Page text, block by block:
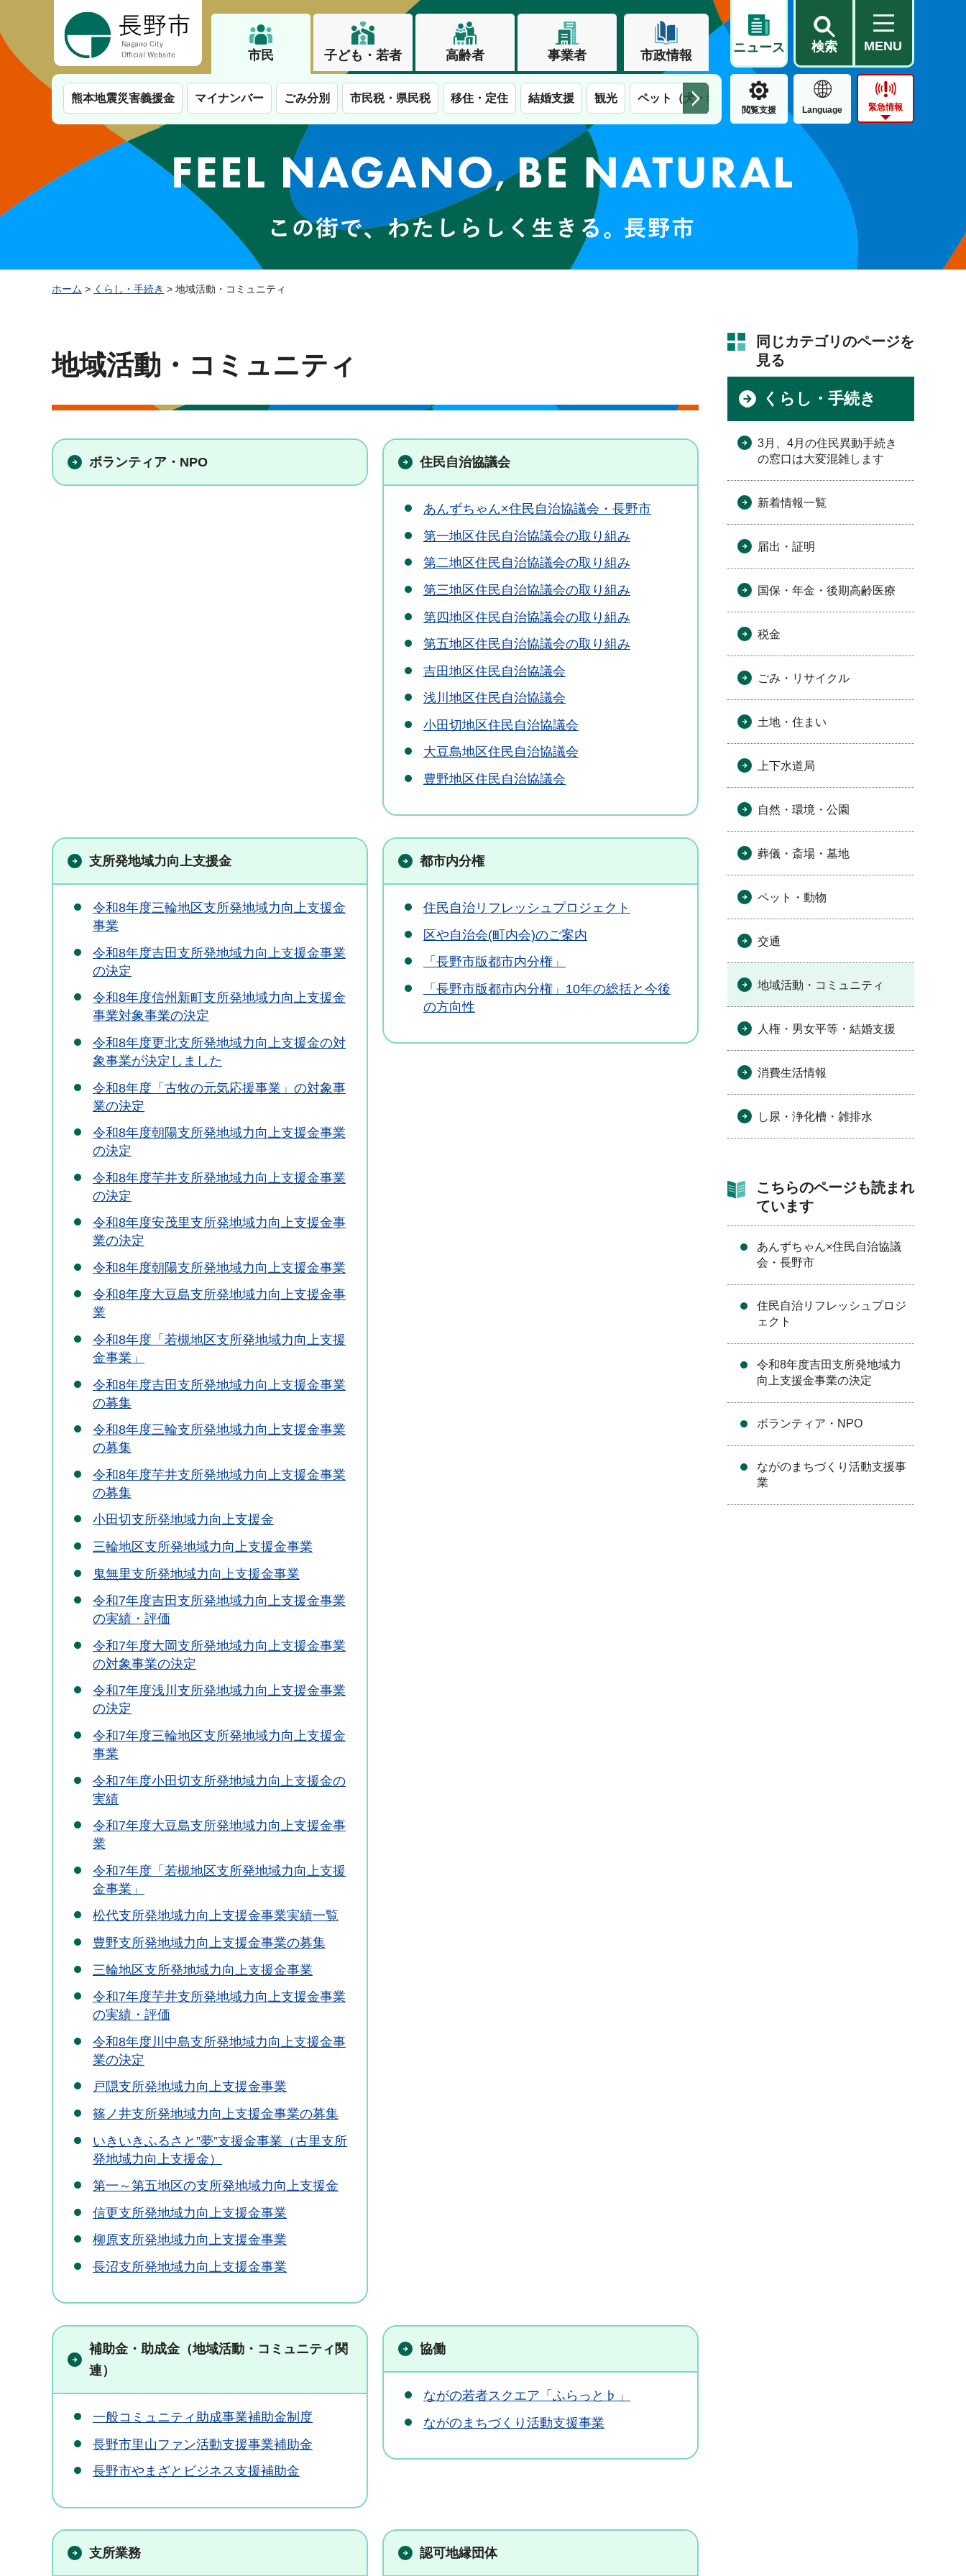
市民 子ども・若者 高齢者 事業者 市政情報
ニュース 検索 MENU
熊本地震災害義援金 マイナンバー ごみ分別 市民税・県民税 移住・定住 結婚支援 観光 ペット（犬・猫） 住民票・戸籍 公営住宅
閲覧支援 Language 緊急情報
この街で、わたしらしく生きる。長野市
ホーム > くらし・手続き > 地域活動・コミュニティ
地域活動・コミュニティ
ボランティア・NPO 住民自治協議会
あんずちゃん×住民自治協議会・長野市
第一地区住民自治協議会の取り組み
第二地区住民自治協議会の取り組み
第三地区住民自治協議会の取り組み
第四地区住民自治協議会の取り組み
第五地区住民自治協議会の取り組み
吉田地区住民自治協議会
浅川地区住民自治協議会
小田切地区住民自治協議会
大豆島地区住民自治協議会
豊野地区住民自治協議会
支所発地域力向上支援金
令和8年度三輪地区支所発地域力向上支援金
事業
令和8年度吉田支所発地域力向上支援金事業
の決定
令和8年度信州新町支所発地域力向上支援金
事業対象事業の決定
令和8年度更北支所発地域力向上支援金の対
象事業が決定しました
令和8年度「古牧の元気応援事業」の対象事
業の決定
令和8年度朝陽支所発地域力向上支援金事業
の決定
令和8年度芋井支所発地域力向上支援金事業
の決定
令和8年度安茂里支所発地域力向上支援金事
業の決定
令和8年度朝陽支所発地域力向上支援金事業
令和8年度大豆島支所発地域力向上支援金事
業
令和8年度「若槻地区支所発地域力向上支援
金事業」
令和8年度吉田支所発地域力向上支援金事業
の募集
令和8年度三輪支所発地域力向上支援金事業
の募集
令和8年度芋井支所発地域力向上支援金事業
の募集
小田切支所発地域力向上支援金
三輪地区支所発地域力向上支援金事業
鬼無里支所発地域力向上支援金事業
令和7年度吉田支所発地域力向上支援金事業
の実績・評価
令和7年度大岡支所発地域力向上支援金事業
の対象事業の決定
令和7年度浅川支所発地域力向上支援金事業
の決定
令和7年度三輪地区支所発地域力向上支援金
事業
令和7年度小田切支所発地域力向上支援金の
実績
令和7年度大豆島支所発地域力向上支援金事
業
令和7年度「若槻地区支所発地域力向上支援
金事業」
松代支所発地域力向上支援金事業実績一覧
豊野支所発地域力向上支援金事業の募集
三輪地区支所発地域力向上支援金事業
令和7年度芋井支所発地域力向上支援金事業
の実績・評価
令和8年度川中島支所発地域力向上支援金事
業の決定
戸隠支所発地域力向上支援金事業
篠ノ井支所発地域力向上支援金事業の募集
いきいきふるさと”夢”支援金事業（古里支所
発地域力向上支援金）
第一～第五地区の支所発地域力向上支援金
信更支所発地域力向上支援金事業
柳原支所発地域力向上支援金事業
長沼支所発地域力向上支援金事業
都市内分権
住民自治リフレッシュプロジェクト
区や自治会(町内会)のご案内
「長野市版都市内分権」
「長野市版都市内分権」10年の総括と今後
の方向性
補助金・助成金（地域活動・コミュニティ関
連）
一般コミュニティ助成事業補助金制度
長野市里山ファン活動支援事業補助金
長野市やまざとビジネス支援補助金
協働
ながの若者スクエア「ふらっと♭」
ながのまちづくり活動支援事業
支所業務 認可地縁団体
同じカテゴリのページを
見る
くらし・手続き
3月、4月の住民異動手続き
の窓口は大変混雑します
新着情報一覧
届出・証明
国保・年金・後期高齢医療
税金
ごみ・リサイクル
土地・住まい
上下水道局
自然・環境・公園
葬儀・斎場・墓地
ペット・動物
交通
地域活動・コミュニティ
人権・男女平等・結婚支援
消費生活情報
し尿・浄化槽・雑排水
こちらのページも読まれ
ています
あんずちゃん×住民自治協議
会・長野市
住民自治リフレッシュプロジ
ェクト
令和8年度吉田支所発地域力
向上支援金事業の決定
ボランティア・NPO
ながのまちづくり活動支援事
業